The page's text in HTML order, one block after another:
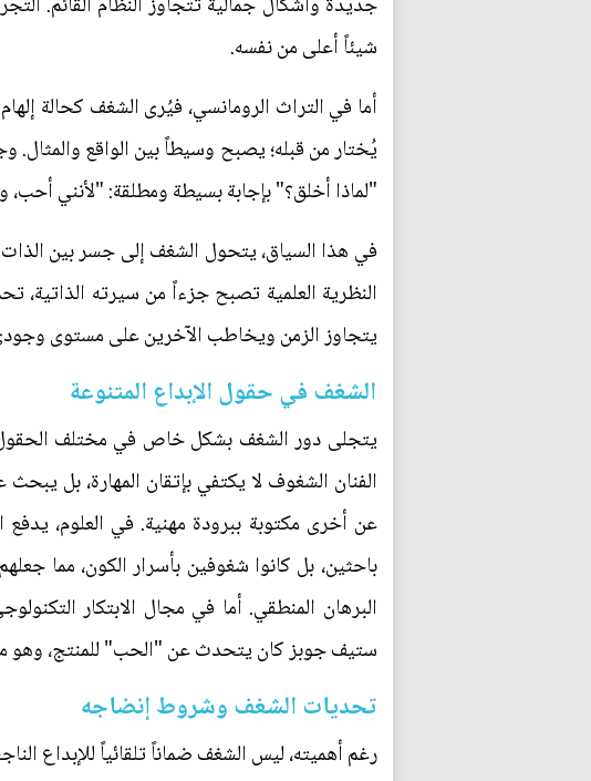
شيئاً أعلى من نفسه.
أما في التراث الرومانسي، فيُرى الشغف كحالة
يُختار من قبله؛ يصبح وسيطاً بين الواقع
"لماذا أخلق؟" بإجابة بسيطة ومطلقة: "لأنني
في هذا السياق، يتحول الشغف إلى جسر بين الذات
النظرية العلمية تصبح جزءاً من سيرته الذاتية،
يتجاوز الزمن ويخاطب الآخرين على مستوى
الشغف في حقول الإبداع المتنوعة
يتجلى دور الشغف بشكل خاص في مختلف الحقول
الفنان الشغوف لا يكتفي بإتقان المهارة، بل
عن أخرى مكتوبة ببرودة مهنية. في العلوم، يدفع
باحثين، بل كانوا شغوفين بأسرار الكون، مما
البرهان المنطقي. أما في مجال الابتكار
ستيف جوبز كان يتحدث عن "الحب" للمنتج، وهو
تحديات الشغف وشروط إنضاجه
رغم أهميته، ليس الشغف ضماناً تلقائياً